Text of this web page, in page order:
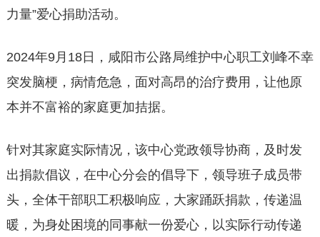
力量”爱心捐助活动。
2024年9月18日，咸阳市公路局维护中心职工刘峰不幸
突发脑梗，病情危急，面对高昂的治疗费用，让他原
本并不富裕的家庭更加拮据。
针对其家庭实际情况，该中心党政领导协商，及时发
出捐款倡议，在中心分会的倡导下，领导班子成员带
头，全体干部职工积极响应，大家踊跃捐款，传递温
暖，为身处困境的同事献一份爱心，以实际行动传递